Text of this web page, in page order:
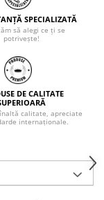
SPECIALIZATĂ
să alegi ce ți se
potrivește!
DE CALITATE
calitate, apreciate
internaționale.